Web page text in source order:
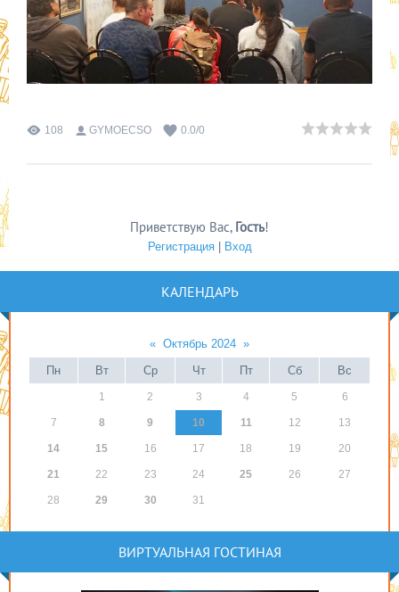
108 GYMOECSO 0.0/0
Приветствую Вас, Гость!
Регистрация| Вход
КАЛЕНДАРЬ
« Октябрь 2024 »
Пн
Вт Ср Чт Пт Сб Вс
1 2 3 4 5 6
7 8 9 10 11 12 13
14 15 16 17 18 19 20
21 22 23 24 25 26 27
28 29 30 31
ВИРТУАЛЬНАЯ ГОСТИНАЯ